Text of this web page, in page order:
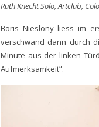
Ruth Knecht Solo, Artclub,
Boris Nieslony liess im
verschwand dann durch
Minute aus der linken
Aufmerksamkeit”.